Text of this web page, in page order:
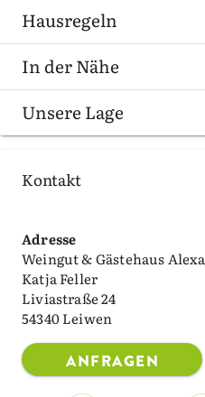
Hausregeln
In der Nähe
Unsere Lage
Kontakt
Adresse
Weingut & Gästehaus
Katja Feller
Liviastraße 24
54340 Leiwen
ANFRAGEN